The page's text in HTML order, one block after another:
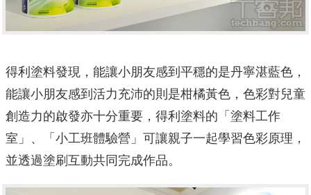
得利塗料發現，能讓小朋友感到平穩的是丹寧湛藍色，
能讓小朋友感到活力充沛的則是柑橘黃色，色彩對兒童
創造力的啟發亦十分重要，得利塗料的「塗料工作
室」、「小工班體驗營」可讓親子一起學習色彩原理，
並透過塗刷互動共同完成作品。